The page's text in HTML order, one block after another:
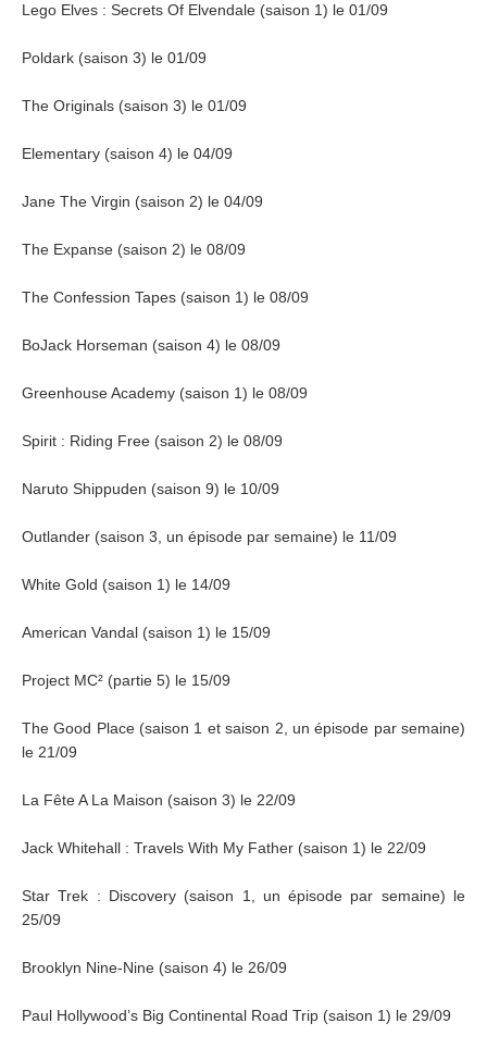
Lego Elves : Secrets Of Elvendale (saison 1) le 01/09
Poldark (saison 3) le 01/09
The Originals (saison 3) le 01/09
Elementary (saison 4) le 04/09
Jane The Virgin (saison 2) le 04/09
The Expanse (saison 2) le 08/09
The Confession Tapes (saison 1) le 08/09
BoJack Horseman (saison 4) le 08/09
Greenhouse Academy (saison 1) le 08/09
Spirit : Riding Free (saison 2) le 08/09
Naruto Shippuden (saison 9) le 10/09
Outlander (saison 3, un épisode par semaine) le 11/09
White Gold (saison 1) le 14/09
American Vandal (saison 1) le 15/09
Project MC² (partie 5) le 15/09
The Good Place (saison 1 et saison 2, un épisode par semaine)
le 21/09
La Fête A La Maison (saison 3) le 22/09
Jack Whitehall : Travels With My Father (saison 1) le 22/09
Star Trek : Discovery (saison 1, un épisode par semaine) le
25/09
Brooklyn Nine-Nine (saison 4) le 26/09
Paul Hollywood’s Big Continental Road Trip (saison 1) le 29/09